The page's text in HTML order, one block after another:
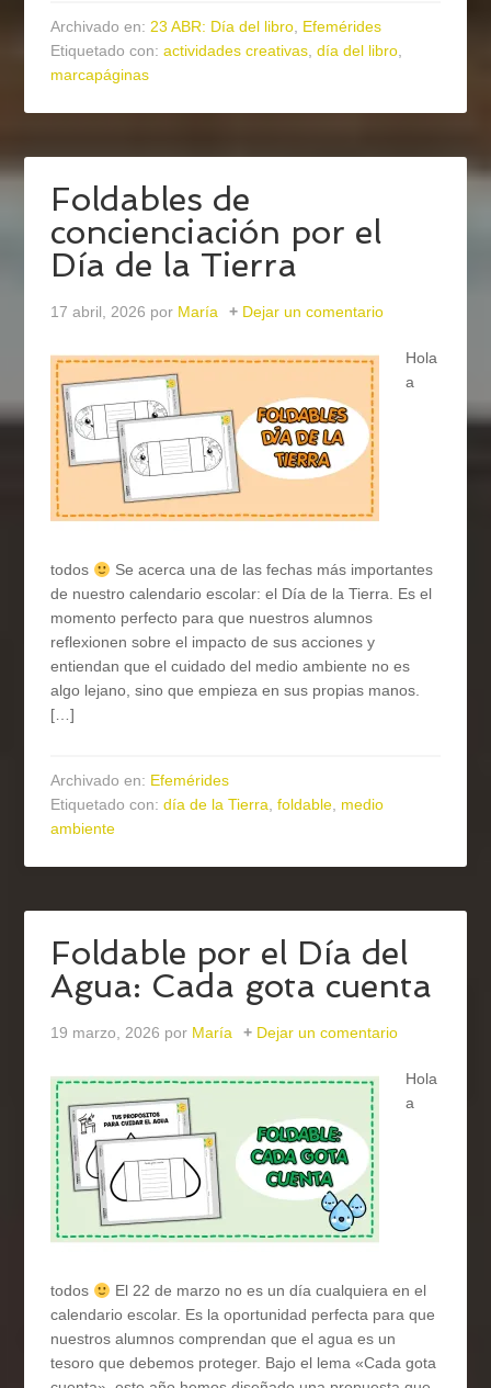
Archivado en:23 ABR: Día del libro, Efemérides
Etiquetado con:actividades creativas,día del libro,
marcapáginas
Foldables de
concienciación por el
Día de la Tierra
17 abril, 2026 por María Dejar un comentario
Hola
a
todos
Se acerca una de las fechas más importantes
de nuestro calendario escolar: el Día de la Tierra. Es el
momento perfecto para que nuestros alumnos
reflexionen sobre el impacto de sus acciones y
entiendan que el cuidado del medio ambiente no es
algo lejano, sino que empieza en sus propias manos.
[…]
Archivado en: Efemérides
Etiquetado con:día de la Tierra,foldable, medio
ambiente
Foldable por el Día del
Agua: Cada gota cuenta
19 marzo, 2026 por María Dejar un comentario
Hola
a
todos
El 22 de marzo no es un día cualquiera en el
calendario escolar. Es la oportunidad perfecta para que
nuestros alumnos comprendan que el agua es un
tesoro que debemos proteger. Bajo el lema «Cada gota